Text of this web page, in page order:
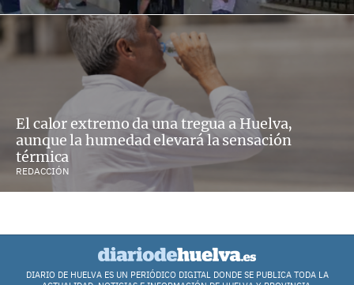
El calor extremo da una tregua a Huelva,
aunque la humedad elevará la sensación
térmica
REDACCIÓN
DIARIO DE HUELVA ES UN PERIÓDICO DIGITAL DONDE SE PUBLICA TODA LA